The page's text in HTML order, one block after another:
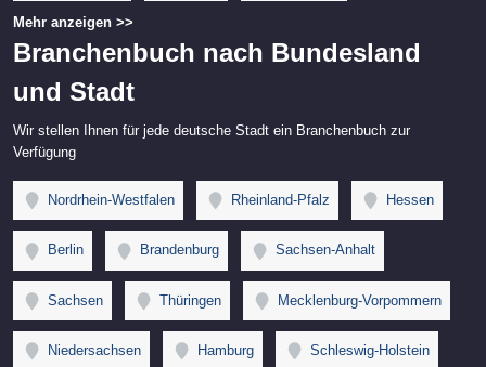
Mehr anzeigen >>
Branchenbuch nach Bundesland
und Stadt
Wir stellen Ihnen für jede deutsche Stadt ein Branchenbuch zur
Verfügung
Nordrhein-Westfalen Rheinland-Pfalz Hessen
Berlin Brandenburg Sachsen-Anhalt
Sachsen Thüringen Mecklenburg-Vorpommern
Niedersachsen Hamburg Schleswig-Holstein